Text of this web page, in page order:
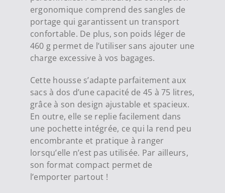
ergonomique comprend des sangles de
portage qui garantissent un transport
confortable. De plus, son poids léger de
460 g permet de l’utiliser sans ajouter une
charge excessive à vos bagages.
Cette housse s’adapte parfaitement aux
sacs à dos d’une capacité de 45 à 75 litres,
grâce à son design ajustable et spacieux.
En outre, elle se replie facilement dans
une pochette intégrée, ce qui la rend peu
encombrante et pratique à ranger
lorsqu’elle n’est pas utilisée. Par ailleurs,
son format compact permet de
l’emporter partout !